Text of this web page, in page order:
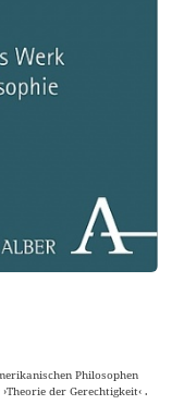
Philosophen
der Gerechtigkeit‹ .